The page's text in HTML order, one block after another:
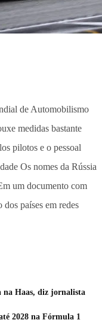
de Automobilismo
medidas bastante
pilotos e o pessoal
Os nomes da Rússia
um documento com
países em redes
Haas, diz jornalista
2028 na Fórmula 1